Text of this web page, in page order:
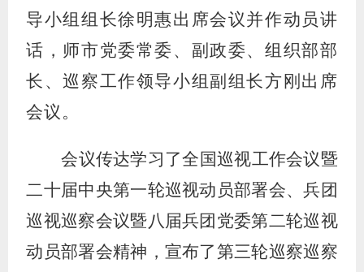
导小组组长徐明惠出席会议并作动员讲
话，师市党委常委、副政委、组织部部
长、巡察工作领导小组副组长方刚出席
会议。
会议传达学习了全国巡视工作会议暨
二十届中央第一轮巡视动员部署会、兵团
巡视巡察会议暨八届兵团党委第二轮巡视
动员部署会精神，宣布了第三轮巡察巡察